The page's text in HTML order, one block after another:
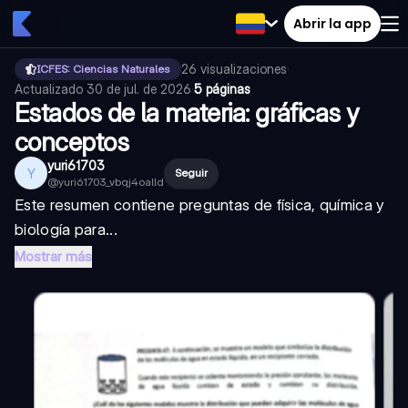
Abrir la app
ICFES: Ciencias Naturales 26 visualizaciones·
Actualizado 30 de jul. de 2026·5 páginas
Estados de la materia: gráficas y
conceptos
Y yuri61703
@yuri61703_vbqj4oalld
Seguir
Este resumen contiene preguntas de física, química y
biología para...
Mostrar más